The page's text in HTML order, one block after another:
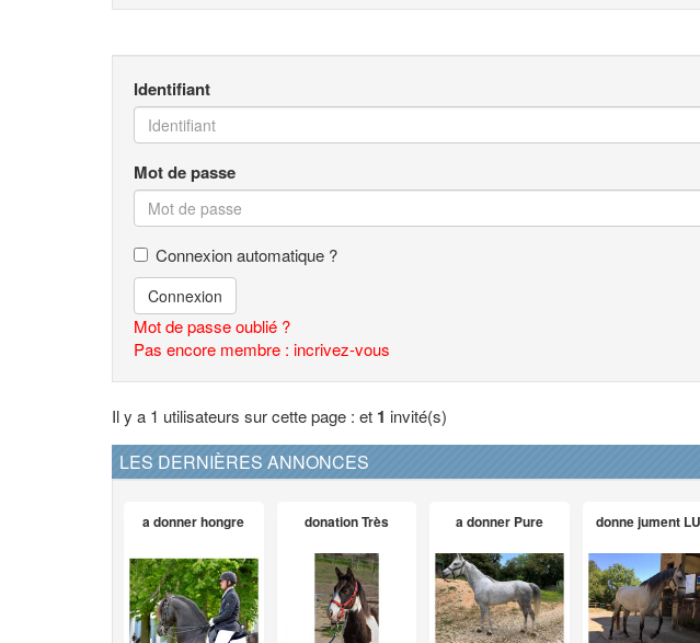
Identifiant
Mot de passe
Connexion automatique ?
Connexion
Mot de passe oublié ?
Pas encore membre : incrivez-vous
Il y a 1 utilisateurs sur cette page : et 1 invité(s)
LES DERNIÈRES ANNONCES
a donner hongre donation Très a donner Pure donne jument